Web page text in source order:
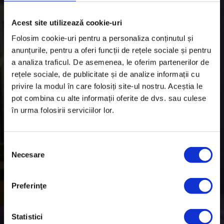
Acest site utilizează cookie-uri
Folosim cookie-uri pentru a personaliza conținutul și
anunțurile, pentru a oferi funcții de rețele sociale și pentru
a analiza traficul. De asemenea, le oferim partenerilor de
rețele sociale, de publicitate și de analize informații cu
privire la modul în care folosiți site-ul nostru. Aceștia le
pot combina cu alte informații oferite de dvs. sau culese
în urma folosirii serviciilor lor.
l
Necesare
Preferinţe
Statistici